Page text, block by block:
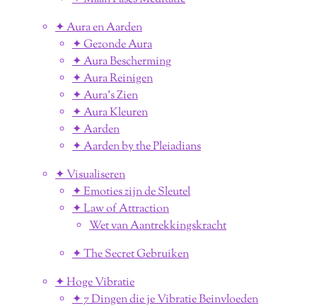
✦ Aura en Aarden
✦ Gezonde Aura
✦ Aura Bescherming
✦ Aura Reinigen
✦ Aura's Zien
✦ Aura Kleuren
✦ Aarden
✦ Aarden by the Pleiadians
✦ Visualiseren
✦ Emoties zijn de Sleutel
✦ Law of Attraction
Wet van Aantrekkingskracht
✦ The Secret Gebruiken
✦ Hoge Vibratie
✦ 7 Dingen die je Vibratie Beinvloeden